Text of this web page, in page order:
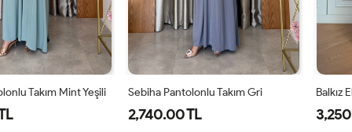
Takım Mint Yeşili Sebiha Pantolonlu Takım Gri
2,740.00 TL
Balkız